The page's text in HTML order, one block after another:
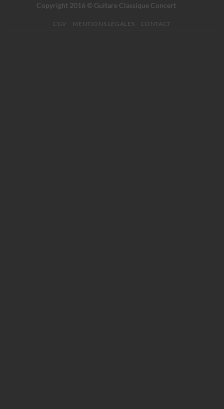
Copyright 2016 © Guitare Classique Concert
CGV MENTIONS LÉGALES CONTACT